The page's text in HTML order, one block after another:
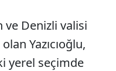
ve Denizli valisi
Yazıcıoğlu,
yerel seçimde